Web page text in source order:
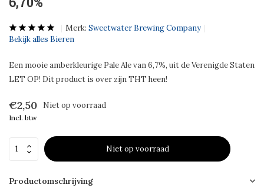
Merk: Sweetwater Brewing Company
Bekijk alles Bieren
Een mooie amberkleurige Pale Ale van 6,7%, uit de Verenigde Staten
LET OP! Dit product is over zijn THT heen!
€2,50 Niet op voorraad
Incl. btw
Niet op voorraad
Productomschrijving